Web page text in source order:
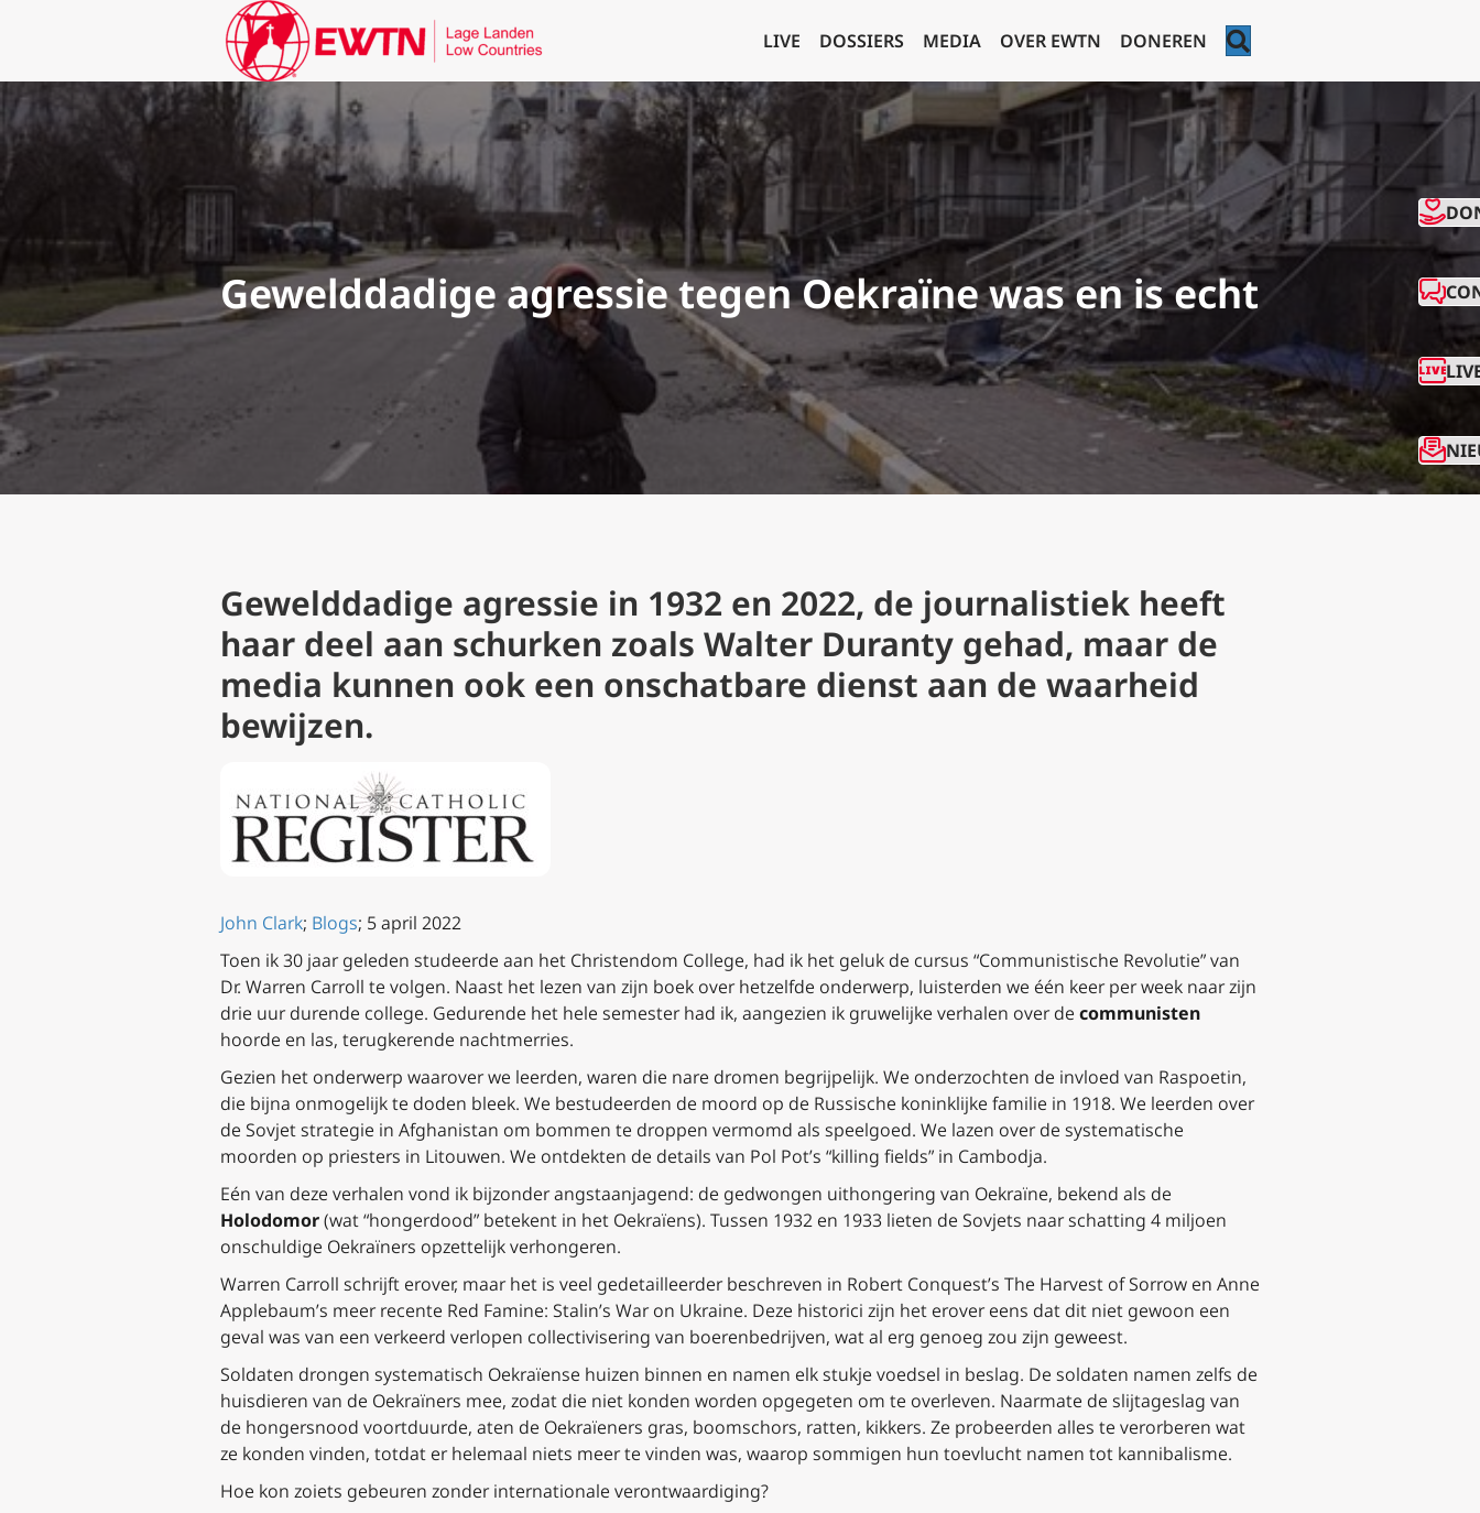
LIVE DOSSIERS MEDIA OVER EWTN DONEREN
Gewelddadige agressie tegen Oekraïne was en is echt
Gewelddadige agressie in 1932 en 2022, de journalistiek heeft
haar deel aan schurken zoals Walter Duranty gehad, maar de
media kunnen ook een onschatbare dienst aan de waarheid
bewijzen.
John Clark; Blogs; 5 april 2022
Toen ik 30 jaar geleden studeerde aan het Christendom College, had ik het geluk de cursus “Communistische Revolutie” van
Dr. Warren Carroll te volgen. Naast het lezen van zijn boek over hetzelfde onderwerp, luisterden we één keer per week naar zijn
drie uur durende college. Gedurende het hele semester had ik, aangezien ik gruwelijke verhalen over de communisten
hoorde en las, terugkerende nachtmerries.
Gezien het onderwerp waarover we leerden, waren die nare dromen begrijpelijk. We onderzochten de invloed van Raspoetin,
die bijna onmogelijk te doden bleek. We bestudeerden de moord op de Russische koninklijke familie in 1918. We leerden over
de Sovjet strategie in Afghanistan om bommen te droppen vermomd als speelgoed. We lazen over de systematische
moorden op priesters in Litouwen. We ontdekten de details van Pol Pot’s “killing fields” in Cambodja.
Eén van deze verhalen vond ik bijzonder angstaanjagend: de gedwongen uithongering van Oekraïne, bekend als de
Holodomor(wat “hongerdood” betekent in het Oekraïens). Tussen 1932 en 1933 lieten de Sovjets naar schatting 4 miljoen
onschuldige Oekraïners opzettelijk verhongeren.
Warren Carroll schrijft erover, maar het is veel gedetailleerder beschreven in Robert Conquest’s The Harvest of Sorrow en Anne
Applebaum’s meer recente Red Famine: Stalin’s War on Ukraine. Deze historici zijn het erover eens dat dit niet gewoon een
geval was van een verkeerd verlopen collectivisering van boerenbedrijven, wat al erg genoeg zou zijn geweest.
Soldaten drongen systematisch Oekraïense huizen binnen en namen elk stukje voedsel in beslag. De soldaten namen zelfs de
huisdieren van de Oekraïners mee, zodat die niet konden worden opgegeten om te overleven. Naarmate de slijtageslag van
de hongersnood voortduurde, aten de Oekraïeners gras, boomschors, ratten, kikkers. Ze probeerden alles te verorberen wat
ze konden vinden, totdat er helemaal niets meer te vinden was, waarop sommigen hun toevlucht namen tot kannibalisme.
Hoe kon zoiets gebeuren zonder internationale verontwaardiging?